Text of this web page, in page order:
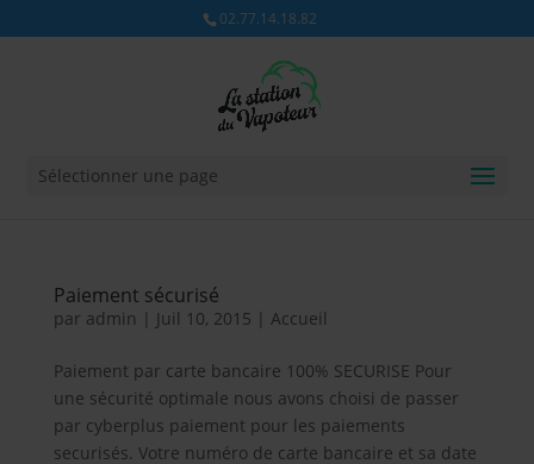
02.77.14.18.82
Sélectionner une page
Paiement sécurisé
par admin | Juil 10, 2015 | Accueil
Paiement par carte bancaire 100% SECURISE Pour
une sécurité optimale nous avons choisi de passer
par cyberplus paiement pour les paiements
securisés. Votre numéro de carte bancaire et sa date